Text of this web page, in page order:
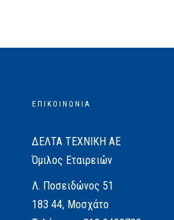
ΕΠΙΚΟΙΝΩΝΙΑ
ΔΕΛΤΑ ΤΕΧΝΙΚΗ ΑΕ
Όμιλος Εταιρειών
Λ. Ποσειδώνος 51
183 44, Μοσχάτο